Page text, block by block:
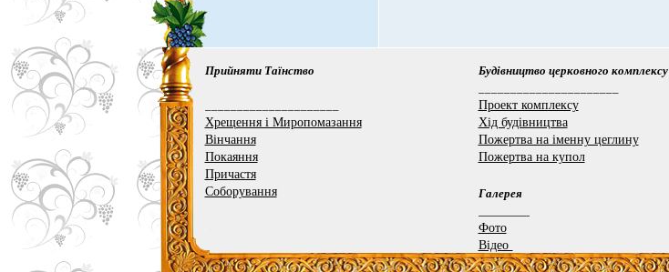
Прийняти Таїнство
Хрещення і Миропомазання
Вінчання
Покаяння
Причастя
Соборування
Будівництво церковного комплексу
Проект комплексу
Хід будівництва
Пожертва на іменну цеглину
Пожертва на купол
Галерея
Фото
Відео